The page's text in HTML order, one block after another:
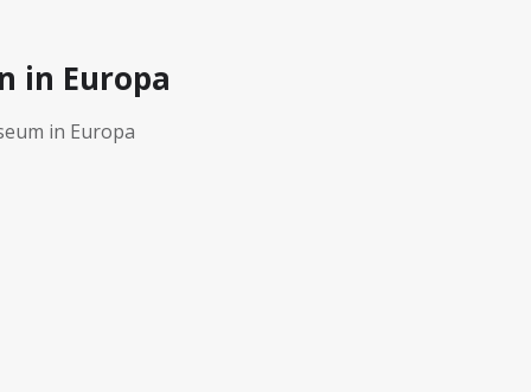
in Europa
in Europa